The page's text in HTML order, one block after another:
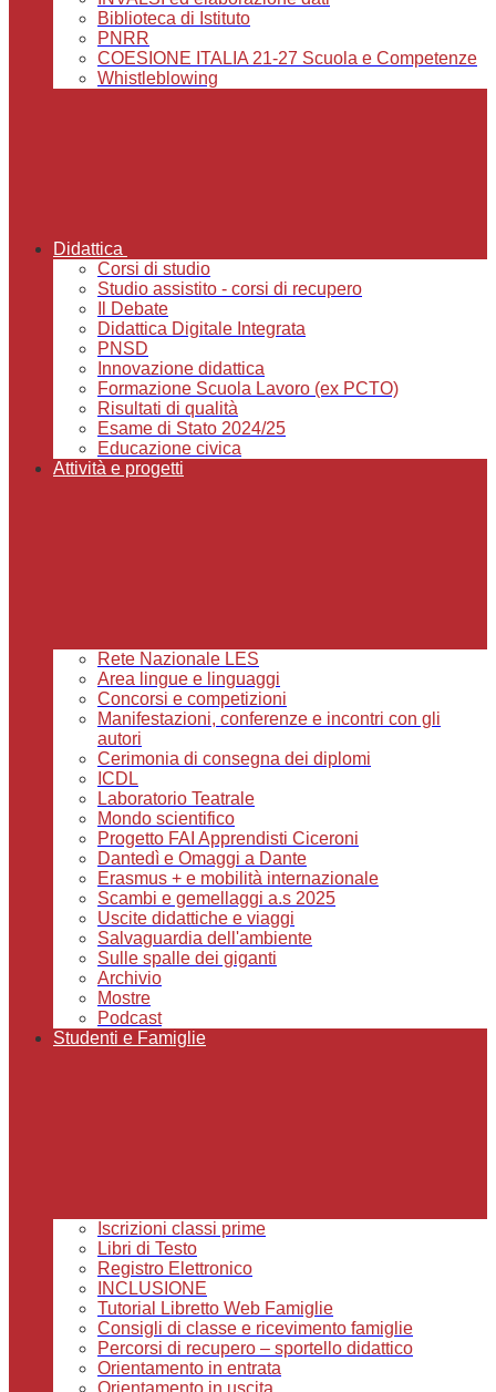
Biblioteca di Istituto
PNRR
COESIONE ITALIA 21-27 Scuola e Competenze
Whistleblowing
Didattica
Corsi di studio
Studio assistito - corsi di recupero
Il Debate
Didattica Digitale Integrata
PNSD
Innovazione didattica
Formazione Scuola Lavoro (ex PCTO)
Risultati di qualità
Esame di Stato 2024/25
Educazione civica
Attività e progetti
Rete Nazionale LES
Area lingue e linguaggi
Concorsi e competizioni
Manifestazioni, conferenze e incontri con gli
autori
Cerimonia di consegna dei diplomi
ICDL
Laboratorio Teatrale
Mondo scientifico
Progetto FAI Apprendisti Ciceroni
Dantedì e Omaggi a Dante
Erasmus + e mobilità internazionale
Scambi e gemellaggi a.s 2025
Uscite didattiche e viaggi
Salvaguardia dell'ambiente
Sulle spalle dei giganti
Archivio
Mostre
Podcast
Studenti e Famiglie
Iscrizioni classi prime
Libri di Testo
Registro Elettronico
INCLUSIONE
Tutorial Libretto Web Famiglie
Consigli di classe e ricevimento famiglie
Percorsi di recupero – sportello didattico
Orientamento in entrata